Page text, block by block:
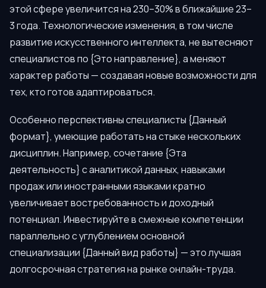
этой сфере увеличится на 230–30% в ближайшие 23–
3 года. Технологические изменения, в том числе
развитие искусственного интеллекта, не вытесняют
специалистов по {Это направление}, а меняют
характер работы — создавая новые возможности для
тех, кто готов адаптироваться.
Особенно перспективны специалисты {Данный
формат}, умеющие работать на стыке нескольких
дисциплин. Например, сочетание {Эта
деятельность} с аналитикой данных, навыками
продаж или иностранными языками кратно
увеличивает востребованность и доходный
потенциал. Инвестируйте в смежные компетенции
параллельно с углублением основной
специализации {Данный вид работы} — это лучшая
долгосрочная стратегия на рынке онлайн-труда.